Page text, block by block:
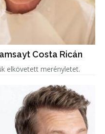
Costa Ricán
elkövetett merényletet.